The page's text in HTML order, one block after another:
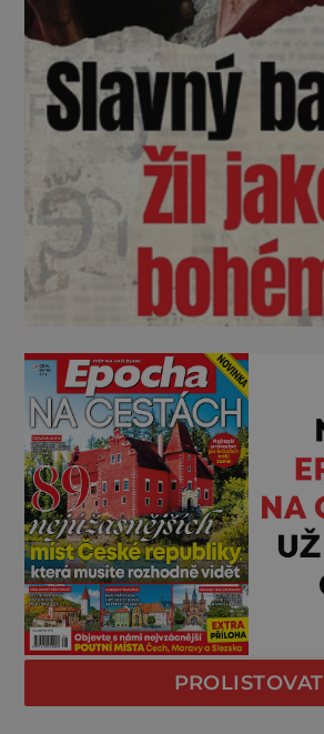
PROLISTOVAT